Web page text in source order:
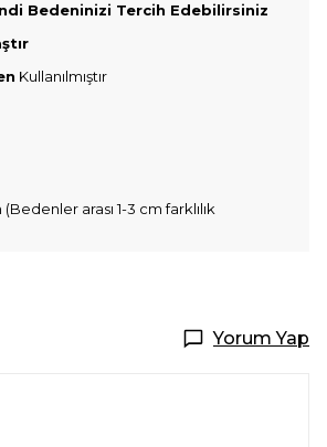
Bedeninizi Tercih Edebilirsiniz
Kullanılmıştır
arası 1-3 cm farklılık
Yorum Yap